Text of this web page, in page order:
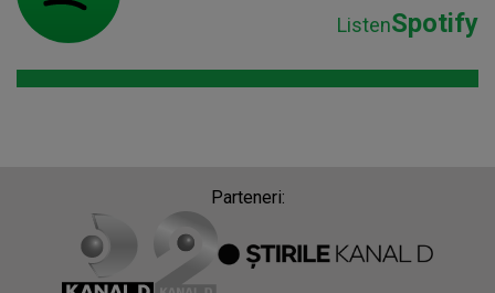
ListenSpotify
Parteneri: